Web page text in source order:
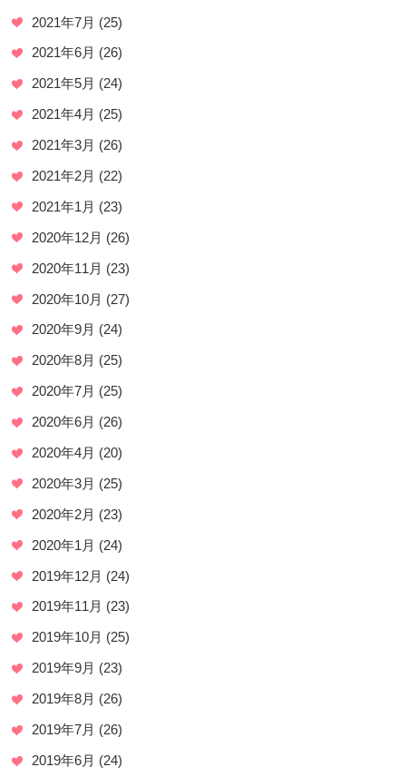
2021年7月 (25)
2021年6月 (26)
2021年5月 (24)
2021年4月 (25)
2021年3月 (26)
2021年2月 (22)
2021年1月 (23)
2020年12月 (26)
2020年11月 (23)
2020年10月 (27)
2020年9月 (24)
2020年8月 (25)
2020年7月 (25)
2020年6月 (26)
2020年4月 (20)
2020年3月 (25)
2020年2月 (23)
2020年1月 (24)
2019年12月 (24)
2019年11月 (23)
2019年10月 (25)
2019年9月 (23)
2019年8月 (26)
2019年7月 (26)
2019年6月 (24)